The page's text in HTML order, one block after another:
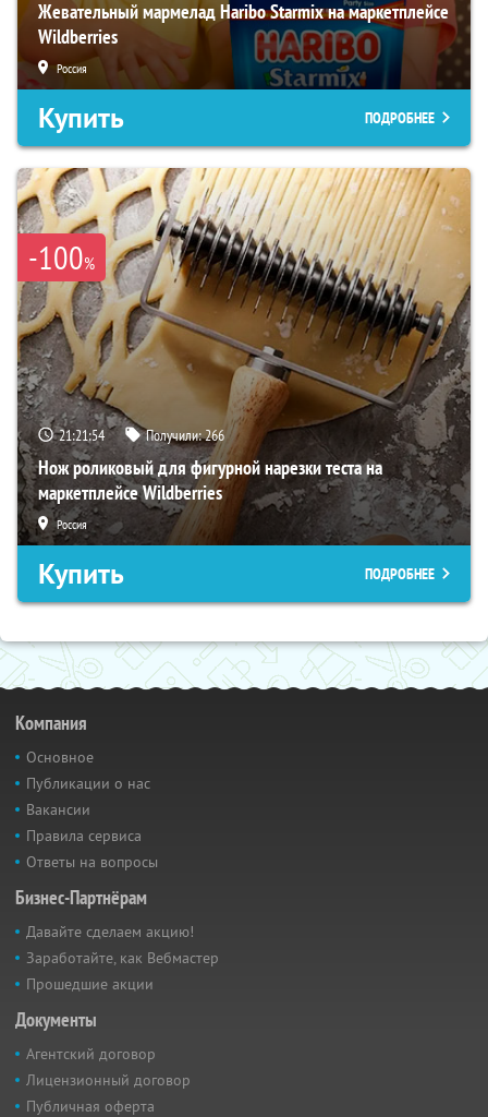
Жевательный мармелад Haribo Starmix на маркетплейсе
Wildberries
Россия
Купить ПОДРОБНЕЕ
-100%
21:21:52 Получили:266
Нож роликовый для фигурной нарезки теста на
маркетплейсе Wildberries
Россия
Купить ПОДРОБНЕЕ
Компания
Основное
Публикации о нас
Вакансии
Правила сервиса
Ответы на вопросы
Бизнес-Партнёрам
Давайте сделаем акцию!
Заработайте, как Вебмастер
Прошедшие акции
Документы
Агентский договор
Лицензионный договор
Публичная оферта